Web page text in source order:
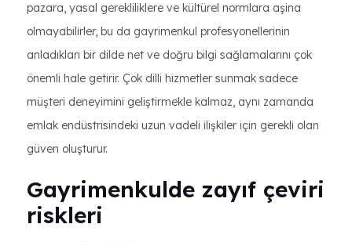
pazara, yasal gerekliliklere ve kültürel normlara aşina
olmayabilirler, bu da gayrimenkul profesyonellerinin
anladıkları bir dilde net ve doğru bilgi sağlamalarını çok
önemli hale getirir. Çok dilli hizmetler sunmak sadece
müşteri deneyimini geliştirmekle kalmaz, aynı zamanda
emlak endüstrisindeki uzun vadeli ilişkiler için gerekli olan
güven oluşturur.
Gayrimenkulde zayıf çeviri
riskleri